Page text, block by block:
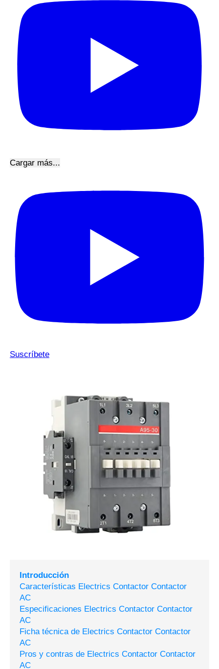
Cargar más...
Suscríbete
Introducción
Características Electrics Contactor Contactor
AC
Especificaciones Electrics Contactor Contactor
AC
Ficha técnica de Electrics Contactor Contactor
AC
Pros y contras de Electrics Contactor Contactor
AC